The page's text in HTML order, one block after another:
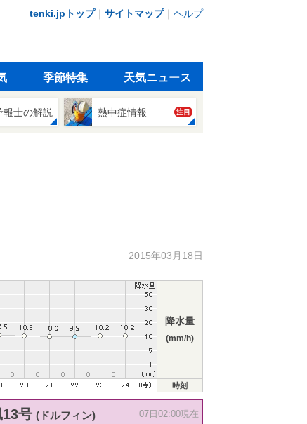
tenki.jpトップ｜ サイトマップ｜ ヘルプ
季節特集 天気ニュース
報士の解説 熱中症情報 注目
2015年03月18日
降水量
(mm/h)
時刻
13号 (ドルフィン) 07日02:00現在